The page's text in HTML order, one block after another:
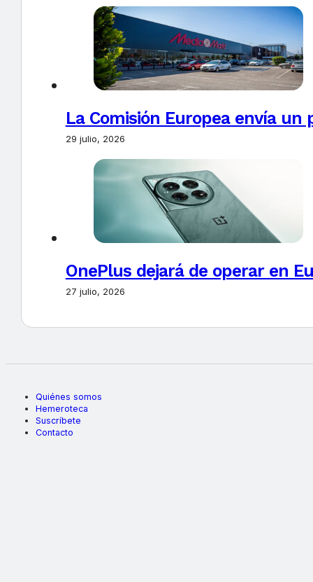
La Comisión Europea envía un
29 julio, 2026
OnePlus dejará de operar en
27 julio, 2026
Quiénes somos
Hemeroteca
Suscríbete
Contacto